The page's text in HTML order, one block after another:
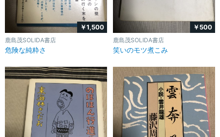
￥1,500
鹿島茂SOLIDA書店
危険な純粋さ
￥500
鹿島茂SOLIDA書店
笑いのモツ煮こみ